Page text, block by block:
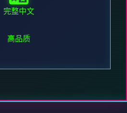
完整中文
高品质